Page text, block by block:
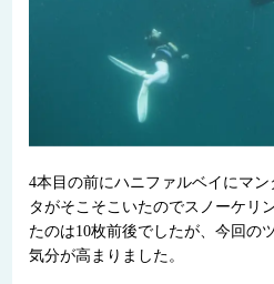
4本目の前にハニファルベイにマ
タがそこそこいたのでスノーケリ
たのは10枚前後でしたが、今回の
気分が高まりました。